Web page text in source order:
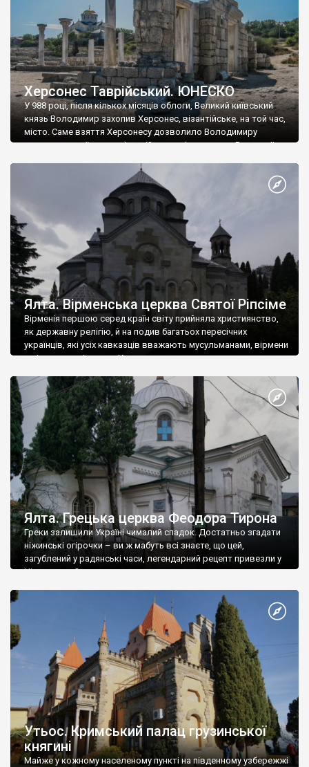
Херсонес Таврійський. ЮНЕСКО
У 988 році, після кількох місяців облоги, Великий київський
князь Володимир захопив Херсонес, візантійське, на той час,
місто. Саме взяття Херсонесу дозволило Володимиру
диктувати свої умови візантійському імператору Василю ІІ, та
Херсонесі Володимир-язичник, став Василем-християнином.
А потім було Хрещення Русі. На честь Херсонесу Таврійського
Ялта. Вірменська церква Святої Ріпсіме
Вірменія першою серед країн світу прийняла християнство,
як державну релігію, й на подив багатьох пересічних
українців, які усіх кавказців вважають мусульманами, вірмени
є відданими вірянами Христа
Ялта. Грецька церква Феодора Тирона
Греки залишили Україні чималий спадок. Достатньо згадати
ніжинські огірочки – ви ж мабуть всі знаєте, що цей,
загублений у радянські часи, легендарний рецепт привезли у
Ніжин греки?
Утьос. Кримський палац грузинської
княгині
Майже у кожному населеному пункті на південному узбережжі